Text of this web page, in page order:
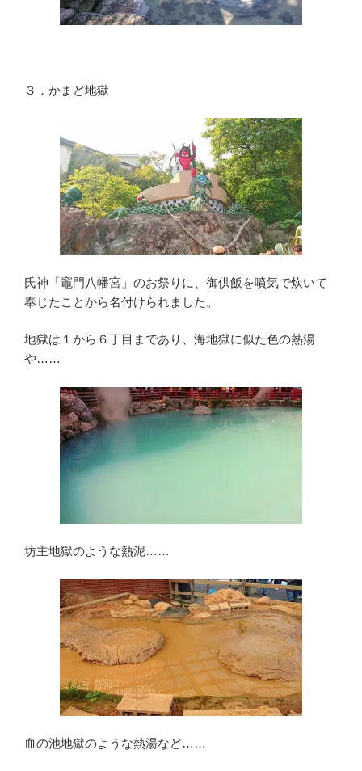
３．かまど地獄
氏神「竈門八幡宮」のお祭りに、御供飯を噴気で炊いて
奉じたことから名付けられました。
地獄は１から６丁目まであり、海地獄に似た色の熱湯
や……
坊主地獄のような熱泥……
血の池地獄のような熱湯など……